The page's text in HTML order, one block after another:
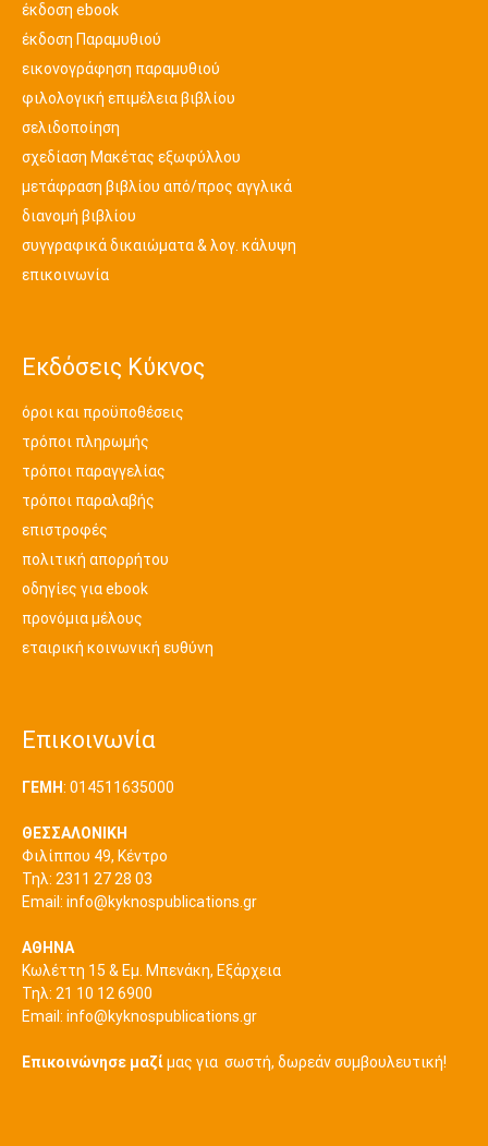
έκδοση ebook
έκδοση Παραμυθιού
εικονογράφηση παραμυθιού
φιλολογική επιμέλεια βιβλίου
σελιδοποίηση
σχεδίαση Μακέτας εξωφύλλου
μετάφραση βιβλίου από/προς αγγλικά
διανομή βιβλίου
συγγραφικά δικαιώματα & λογ. κάλυψη
επικοινωνία
Εκδόσεις Κύκνος
όροι και προϋποθέσεις
τρόποι πληρωμής
τρόποι παραγγελίας
τρόποι παραλαβής
επιστροφές
πολιτική απορρήτου
οδηγίες για ebook
προνόμια μέλους
εταιρική κοινωνική ευθύνη
Επικοινωνία
ΓΕΜΗ: 014511635000
ΘΕΣΣΑΛΟΝΙΚΗ
Φιλίππου 49, Κέντρο
Τηλ: 2311 27 28 03
Εmail: info@kyknospublications.gr
ΑΘΗΝΑ
Κωλέττη 15 & Εμ. Μπενάκη, Εξάρχεια
Τηλ: 21 10 12 6900
Εmail: info@kyknospublications.gr
Επικοινώνησε μαζίμας για σωστή, δωρεάν συμβουλευτική!